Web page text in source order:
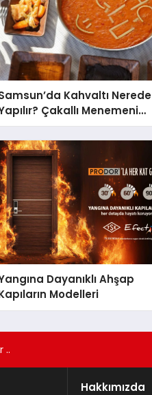
Kahvaltı Nerede
Çakallı Menemeni
Dayanıklı Ahşap
Modelleri
..
Hakkımızda